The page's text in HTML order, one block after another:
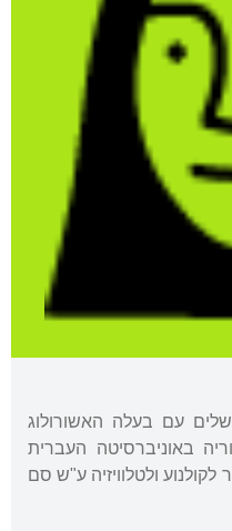
עם בעלה האשורולוג
באוניברסיטה העברית
ולטלוויזיה ע"ש סם